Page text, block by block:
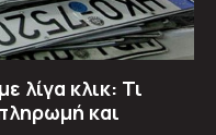
λίγα κλικ: Τι
και